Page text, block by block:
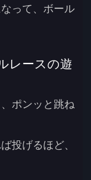
って、ボール
レースの遊
ポンッと跳ね
投げるほど、